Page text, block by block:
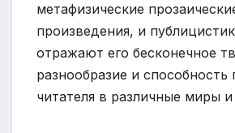
метафизические
произведения, и
отражают его бесконечное
разнообразие и способность
читателя в различные миры